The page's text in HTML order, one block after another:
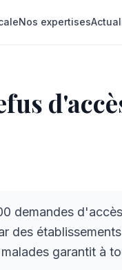
Nos expertises
demandes
des
garantit à